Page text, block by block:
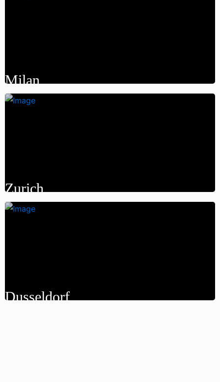
Milan
Zurich
Dusseldorf